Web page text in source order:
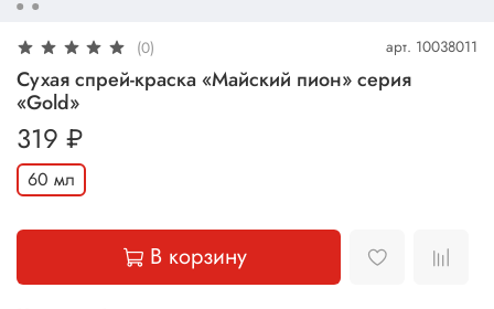
(0) арт. 10038011
Сухая спрей-краска «Майский пион» серия
«Gold»
319 ₽
60 мл
В корзину